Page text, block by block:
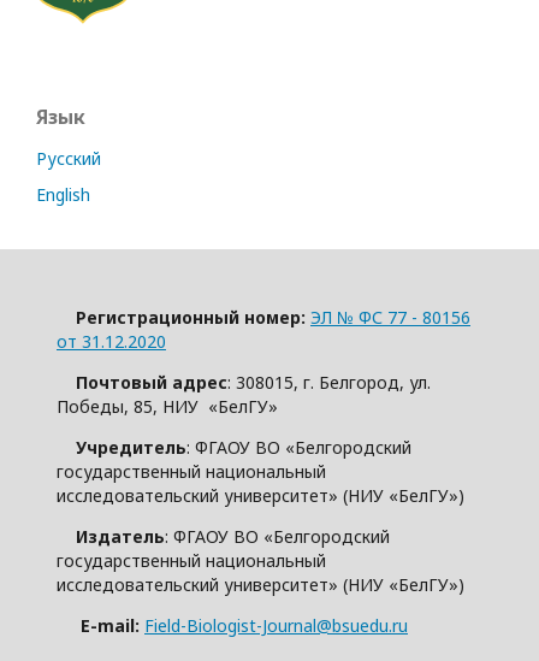
Язык
Русский
English
Регистрационный номер: ЭЛ № ФС 77 - 80156
от 31.12.2020
Почтовый адрес: 308015, г. Белгород, ул.
Победы, 85, НИУ «БелГУ»
Учредитель: ФГАОУ ВО «Белгородский
государственный национальный
исследовательский университет» (НИУ «БелГУ»)
Издатель: ФГАОУ ВО «Белгородский
государственный национальный
исследовательский университет» (НИУ «БелГУ»)
E-mail: Field-Biologist-Journal@bsuedu.ru